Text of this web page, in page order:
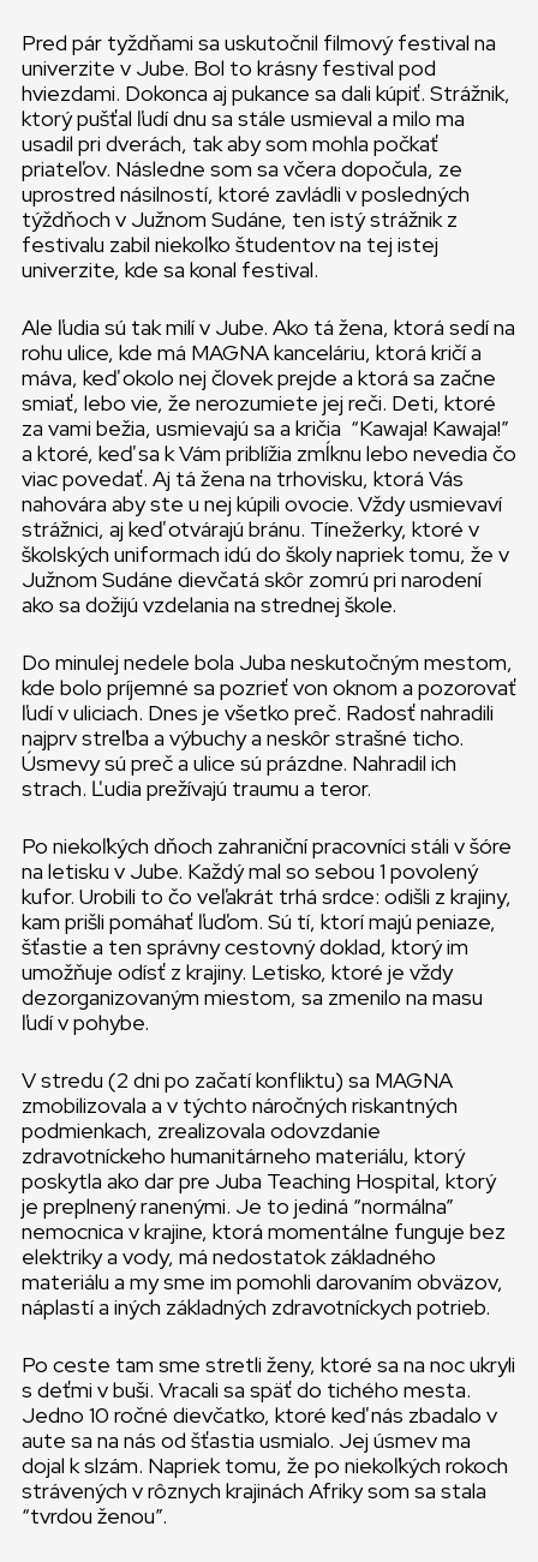
Pred pár tyždňami sa uskutočnil filmový festival na
univerzite v Jube. Bol to krásny festival pod
hviezdami. Dokonca aj pukance sa dali kúpiť. Strážnik,
ktorý pušťal ľudí dnu sa stále usmieval a milo ma
usadil pri dverách, tak aby som mohla počkať
priateľov. Následne som sa včera dopočula, ze
uprostred násilností, ktoré zavládli v posledných
týždňoch v Južnom Sudáne, ten istý strážnik z
festivalu zabil niekoľko študentov na tej istej
univerzite, kde sa konal festival.
Ale ľudia sú tak milí v Jube. Ako tá žena, ktorá sedí na
rohu ulice, kde má MAGNA kanceláriu, ktorá kričí a
máva, keď okolo nej človek prejde a ktorá sa začne
smiať, lebo vie, že nerozumiete jej reči. Deti, ktoré
za vami bežia, usmievajú sa a kričia “Kawaja! Kawaja!”
a ktoré, keď sa k Vám priblížia zmĺknu lebo nevedia čo
viac povedať. Aj tá žena na trhovisku, ktorá Vás
nahovára aby ste u nej kúpili ovocie. Vždy usmievaví
strážnici, aj keď otvárajú bránu. Tínežerky, ktoré v
školských uniformach idú do školy napriek tomu, že v
Južnom Sudáne dievčatá skôr zomrú pri narodení
ako sa dožijú vzdelania na strednej škole.
Do minulej nedele bola Juba neskutočným mestom,
kde bolo príjemné sa pozrieť von oknom a pozorovať
ľudí v uliciach. Dnes je všetko preč. Radosť nahradili
najprv streľba a výbuchy a neskôr strašné ticho.
Úsmevy sú preč a ulice sú prázdne. Nahradil ich
strach. Ľudia prežívajú traumu a teror.
Po niekoľkých dňoch zahraniční pracovníci stáli v šóre
na letisku v Jube. Každý mal so sebou 1 povolený
kufor. Urobili to čo veľakrát trhá srdce: odišli z krajiny,
kam prišli pomáhať ľuďom. Sú tí, ktorí majú peniaze,
šťastie a ten správny cestovný doklad, ktorý im
umožňuje odísť z krajiny. Letisko, ktoré je vždy
dezorganizovaným miestom, sa zmenilo na masu
ľudí v pohybe.
V stredu (2 dni po začatí konfliktu) sa MAGNA
zmobilizovala a v týchto náročných riskantných
podmienkach, zrealizovala odovzdanie
zdravotníckeho humanitárneho materiálu, ktorý
poskytla ako dar pre Juba Teaching Hospital, ktorý
je preplnený ranenými. Je to jediná “normálna”
nemocnica v krajine, ktorá momentálne funguje bez
elektriky a vody, má nedostatok základného
materiálu a my sme im pomohli darovaním obväzov,
náplastí a iných základných zdravotníckych potrieb.
Po ceste tam sme stretli ženy, ktoré sa na noc ukryli
s deťmi v buši. Vracali sa späť do tichého mesta.
Jedno 10 ročné dievčatko, ktoré keď nás zbadalo v
aute sa na nás od šťastia usmialo. Jej úsmev ma
dojal k slzám. Napriek tomu, že po niekoľkých rokoch
strávených v rôznych krajinách Afriky som sa stala
“tvrdou ženou”.